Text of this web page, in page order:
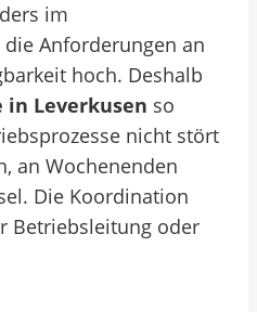
im
Anforderungen an
hoch. Deshalb
in Leverkusen so
nicht stört
an Wochenenden
Die Koordination
Betriebsleitung oder